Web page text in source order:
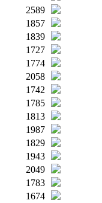
2589
1857
1839
1727
1774
2058
1742
1785
1813
1987
1829
1943
2049
1783
1674